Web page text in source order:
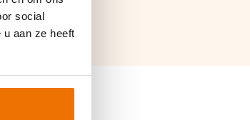
social
aan ze heeft